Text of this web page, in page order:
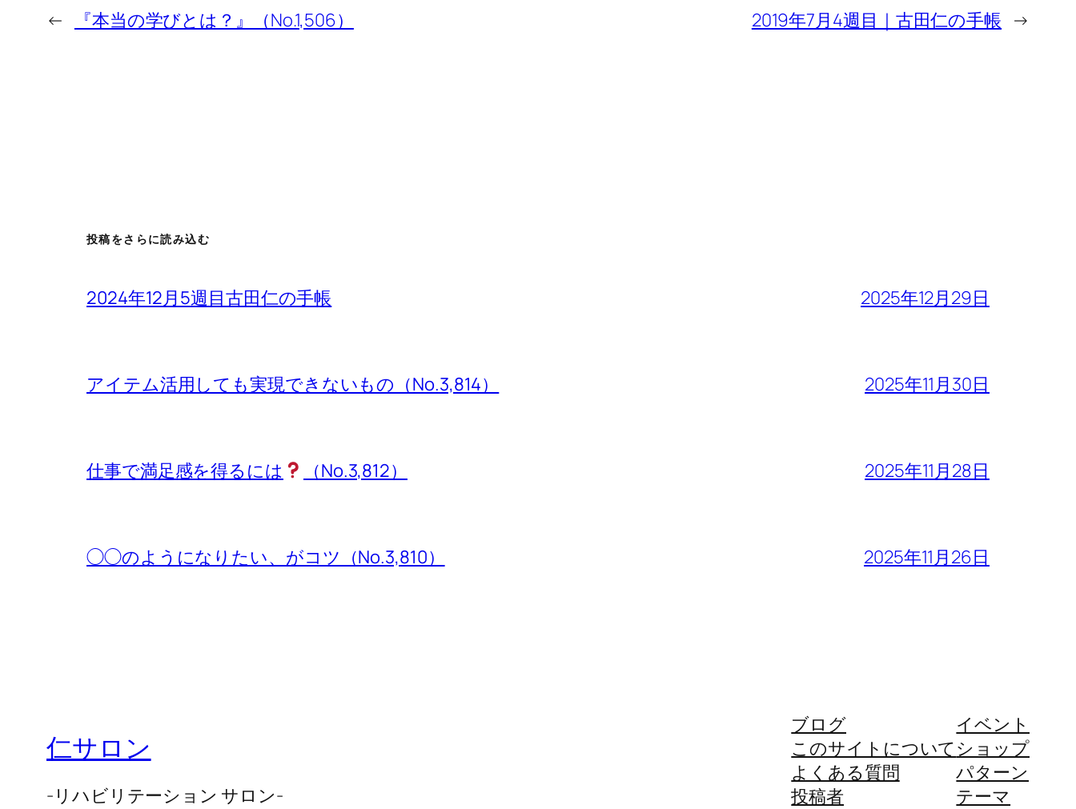
← 『本当の学びとは？』（No.1,506） 2019年7月4週目｜古田仁の手帳 →
投稿をさらに読み込む
2024年12月5週目古田仁の手帳 2025年12月29日
アイテム活用しても実現できないもの（No.3,814） 2025年11月30日
仕事で満足感を得るには （No.3,812） 2025年11月28日
◯◯のようになりたい、がコツ（No.3,810） 2025年11月26日
仁サロン
-リハビリテーション サロン-
ブログ
このサイトについて
よくある質問
投稿者
イベント
ショップ
パターン
テーマ